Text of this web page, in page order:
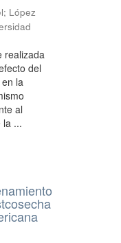
; López
realizada
del
la
al
la ...